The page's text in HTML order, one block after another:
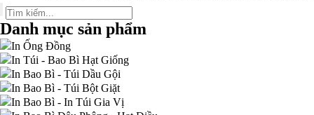
Danh mục sản phẩm
In Ống Đồng
In Túi - Bao Bì Hạt Giống
In Bao Bì - Túi Dầu Gội
In Bao Bì - Túi Bột Giặt
In Bao Bì - In Túi Gia Vị